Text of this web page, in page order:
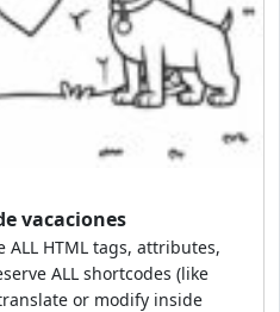
vacaciones
ALL HTML tags, attributes,
ALL shortcodes (like
or modify inside